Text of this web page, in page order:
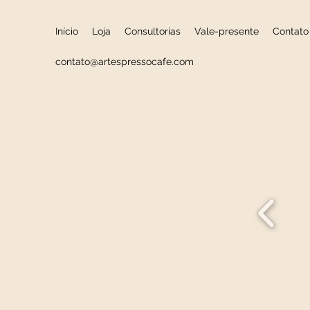
Início Loja Consultorias Vale-presente Contato
contato@artespressocafe.com